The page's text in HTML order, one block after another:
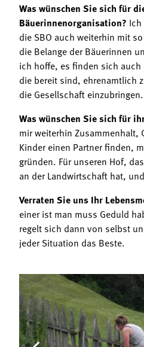
Was wünschen Sie sich für
Bäuerinnenorganisation?
die SBO auch weiterhin mit
die Belange der Bäuerinnen
ich hoffe, es finden sich
die bereit sind, ehrenamtlich
die Gesellschaft einzubringen.
Was wünschen Sie sich für
mir weiterhin Zusammenhalt,
Kinder einen Partner finden,
gründen. Für unseren Hof,
an der Landwirtschaft hat,
Verraten Sie uns Ihr
einer ist man muss Geduld
regelt sich dann von selbst
jeder Situation das Beste.